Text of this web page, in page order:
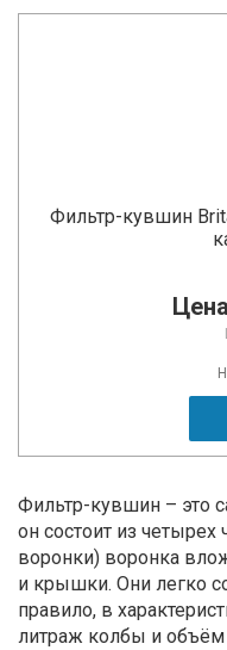
Фильтр-кувшин
Фильтр-кувшин – это
он состоит из четырех
воронки) воронка
и крышки. Они легко
правило, в
литраж колбы и